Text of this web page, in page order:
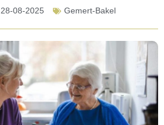
28-08-2025 Gemert-Bakel